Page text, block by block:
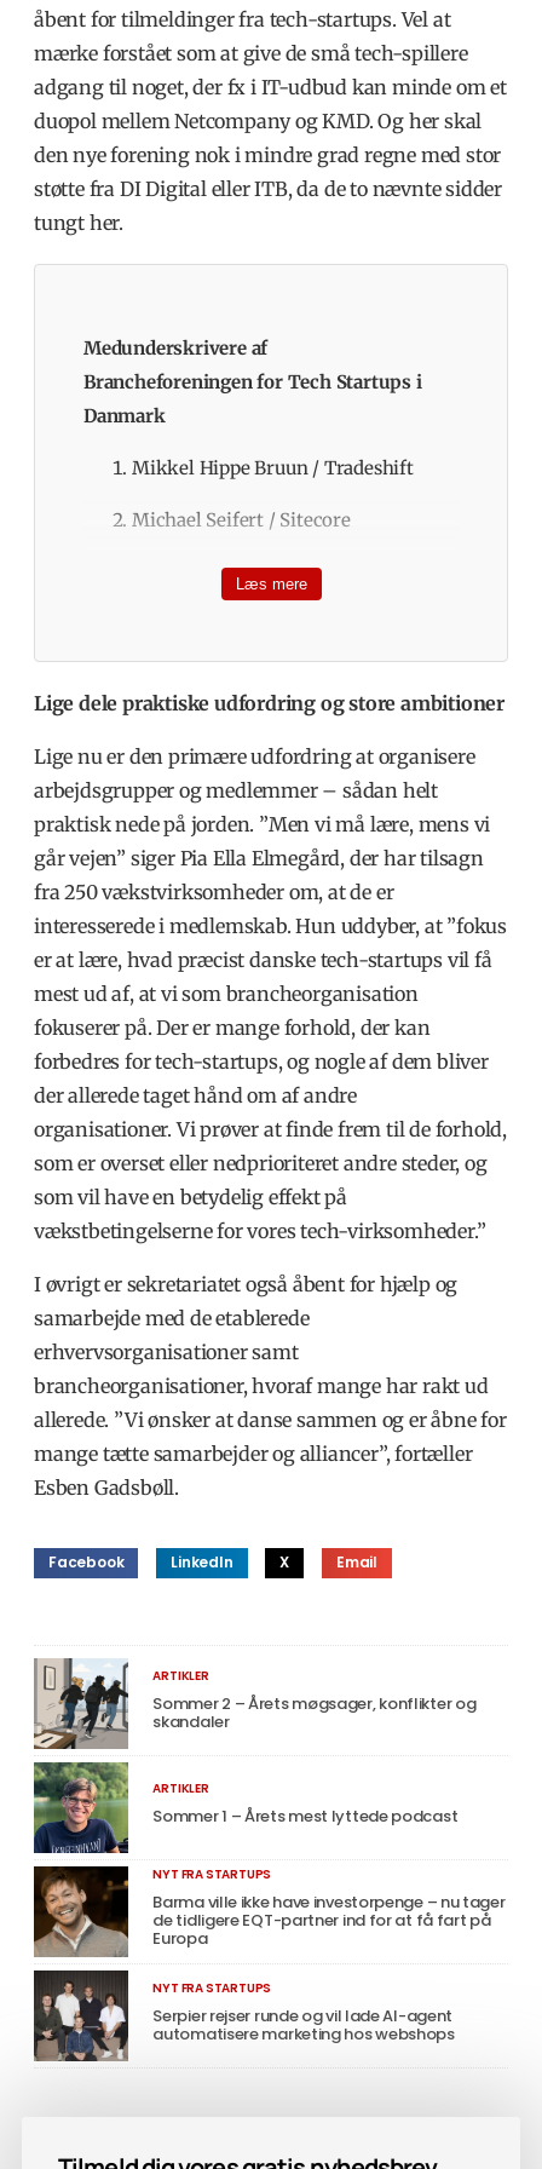
åbent for tilmeldinger fra tech-startups. Vel at
mærke forstået som at give de små tech-spillere
adgang til noget, der fx i IT-udbud kan minde om et
duopol mellem Netcompany og KMD. Og her skal
den nye forening nok i mindre grad regne med stor
støtte fra DI Digital eller ITB, da de to nævnte sidder
tungt her.
Medunderskrivere af
Brancheforeningen for Tech Startups i
Danmark
Mikkel Hippe Bruun / Tradeshift
Michael Seifert / Sitecore
Esben Gadsbøll / Whiteaway,
TechBBQ, DanBan
Heini Zahcariason / Vivino
Klaus Nyengaard / TechBBQ,
LetsBuild, NordicMakers
Simon Sylvest / Founders
Mette Lykke / Endomondo, Too Good
To Go
Ulrik Bo Larsen / Falcon
Peter Muhlman / Trustpilot
Eske Gunge / Actimo
Gregers Kronborg / DVCA,
RuleBreaker Ventures
Pia Ella Elmegård / TechBBQ, Growth
Tribe Denmark
Jesper Højberg / Advice, DanBan
Camilla Ley Valentin / Queue-it
Tommy Andersen / ByFounders
Stine Schultz / LearningBank
Zenia W. Francker / Creators
CPHFTW
Jasenko Hadzic / Tame
Martin Bjergegaard / Rainmaking
Tine Thygesen / The Creators
Community
Lars Thinggaard / Milestone Systems
Læs mere
Lige dele praktiske udfordring og store ambitioner
Lige nu er den primære udfordring at organisere
arbejdsgrupper og medlemmer – sådan helt
praktisk nede på jorden. ”Men vi må lære, mens vi
går vejen” siger Pia Ella Elmegård, der har tilsagn
fra 250 vækstvirksomheder om, at de er
interesserede i medlemskab. Hun uddyber, at ”fokus
er at lære, hvad præcist danske tech-startups vil få
mest ud af, at vi som brancheorganisation
fokuserer på. Der er mange forhold, der kan
forbedres for tech-startups, og nogle af dem bliver
der allerede taget hånd om af andre
organisationer. Vi prøver at finde frem til de forhold,
som er overset eller nedprioriteret andre steder, og
som vil have en betydelig effekt på
vækstbetingelserne for vores tech-virksomheder.”
I øvrigt er sekretariatet også åbent for hjælp og
samarbejde med de etablerede
erhvervsorganisationer samt
brancheorganisationer, hvoraf mange har rakt ud
allerede. ”Vi ønsker at danse sammen og er åbne for
mange tætte samarbejder og alliancer”, fortæller
Esben Gadsbøll.
Facebook LinkedIn X Email
ARTIKLER
Sommer 2 – Årets møgsager, konflikter og
skandaler
ARTIKLER
Sommer 1 – Årets mest lyttede podcast
NYT FRA STARTUPS
Barma ville ikke have investorpenge – nu tager
de tidligere EQT-partner ind for at få fart på
Europa
NYT FRA STARTUPS
Serpier rejser runde og vil lade AI-agent
automatisere marketing hos webshops